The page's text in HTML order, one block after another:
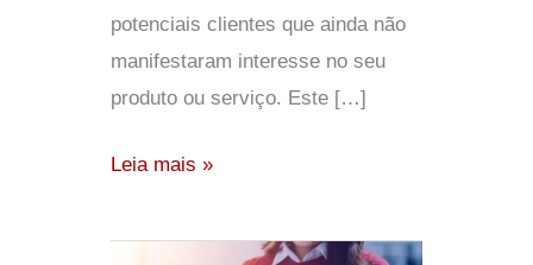
potenciais clientes que ainda não
manifestaram interesse no seu
produto ou serviço. Este […]
Leia mais »